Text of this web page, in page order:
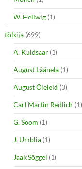
W. Hellwig (1)
tõlkija (699)
A. Kuldsaar (1)
August Läänela (1)
August Õieleid (3)
Carl Martin Redlich (1)
G. Soom (1)
J. Umblia (1)
Jaak Sõggel (1)